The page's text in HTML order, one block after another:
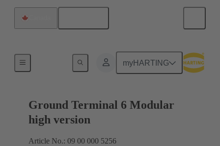
myHARTING
Ground Terminal 6 Modular
high version
Article No.: 09 00 000 5256